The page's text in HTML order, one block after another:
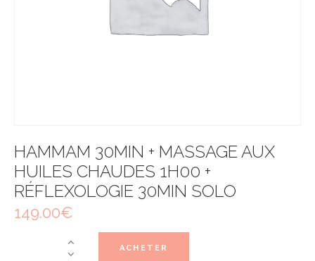
HAMMAM 30MIN + MASSAGE AUX
HUILES CHAUDES 1H00 +
RÉFLEXOLOGIE 30MIN SOLO
149.00€
ACHETER